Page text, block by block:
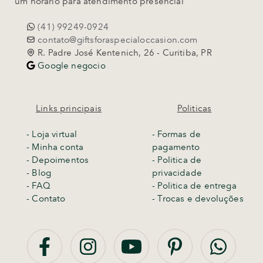
(41) 99249-0924
contato@giftsforaspecialoccasion.com
R. Padre José Kentenich, 26 - Curitiba, PR
Google negocio
Links principais
- Loja virtual
- Minha conta
- Depoimentos
- Blog
- FAQ
- Contato
Politicas
- Formas de
pagamento
- Politica de
privacidade
- Politica de entrega
-Trocas e devoluções